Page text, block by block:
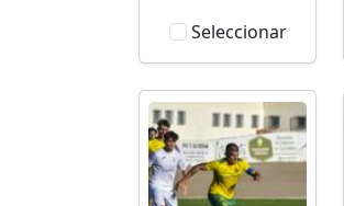
Seleccionar